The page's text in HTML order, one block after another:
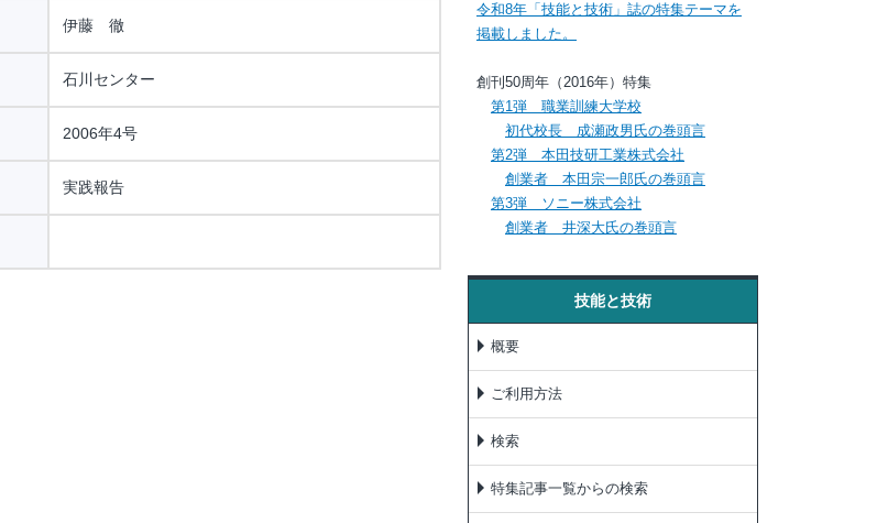
伊藤 徹
石川センター
2006年4号
実践報告
令和8年「技能と技術」誌の特集テーマを
掲載しました。
創刊50周年（2016年）特集
第1弾 職業訓練大学校
初代校長 成瀬政男氏の巻頭言
第2弾 本田技研工業株式会社
創業者 本田宗一郎氏の巻頭言
第3弾 ソニー株式会社
創業者 井深大氏の巻頭言
技能と技術
概要
ご利用方法
検索
特集記事一覧からの検索